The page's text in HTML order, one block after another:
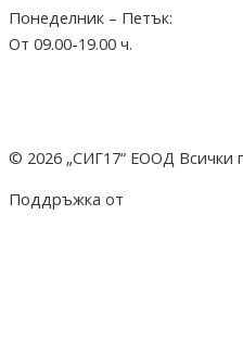
Понеделник – Петък:
От 09.00-19.00 ч.
© 2026 „СИГ17“ ЕООД Всички
Поддръжка от